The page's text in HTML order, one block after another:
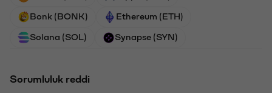
Bonk (BONK) Ethereum (ETH)
Solana (SOL) Synapse (SYN)
Sorumluluk reddi